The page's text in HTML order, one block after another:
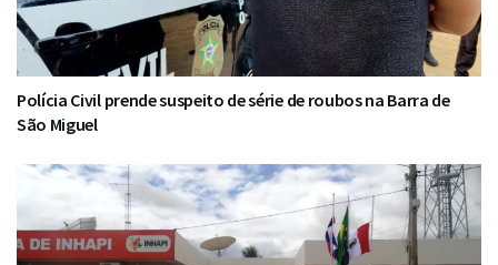
Polícia Civil prende suspeito de série de roubos na Barra de
São Miguel